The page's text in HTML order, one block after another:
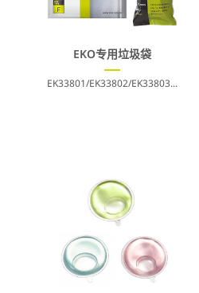
EKO专用垃圾袋
EK33801/EK33802/EK33803...